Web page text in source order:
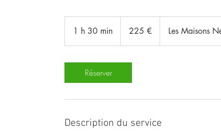
1 h 30 min
3
i
225 € Les Maisons
Réserver
Description du service